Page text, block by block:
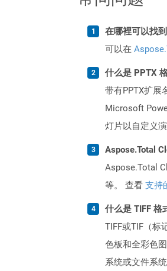
在哪裡可以找
可以在
什么是 PPTX
带有PPTX扩展
Microsoft
灯片以自定义
Aspose.Total
Aspose.Total
等。 查看 支持
什么是 TIFF 格
TIFF或TIF（标
色板和全彩色
系统或文件系统